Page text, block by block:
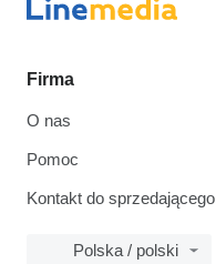
Firma
O nas
Pomoc
Kontakt do sprzedającego
Polska / polski